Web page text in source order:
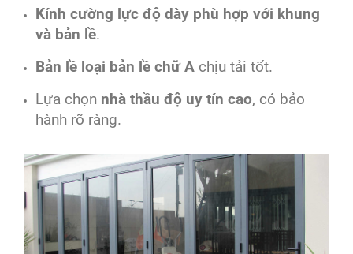
Kính cường lực độ dày phù hợp với khung
và bản lề.
Bản lề loại bản lề chữ A chịu tải tốt.
Lựa chọn nhà thầu độ uy tín cao, có bảo
hành rõ ràng.